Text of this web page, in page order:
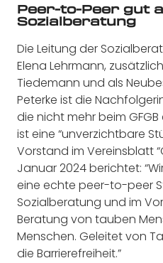
Peer-to-Peer gut
Sozialberatung
Die Leitung der
Elena Lehrmann,
Tiedemann und als
Peterke ist die
die nicht mehr beim
ist eine “unverzichtbare
Vorstand im Vereinsblatt
Januar 2024 berichtet:
eine echte peer-to-peer
Sozialberatung und im
Beratung von tauben
Menschen. Geleitet von
die Barrierefreiheit.”